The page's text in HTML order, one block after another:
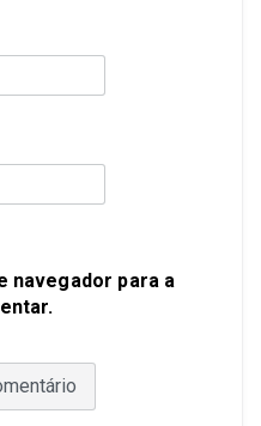
navegador para a